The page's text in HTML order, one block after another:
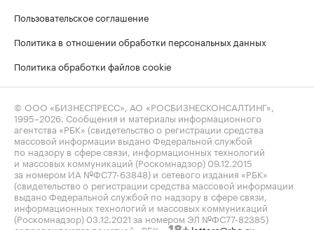
Пользовательское соглашение
Политика в отношении обработки персональных данных
Политика обработки файлов cookie
© ООО «БИЗНЕСПРЕСС», АО «РОСБИЗНЕСКОНСАЛТИНГ»,
1995–2026 . Сообщения и материалы информационного
агентства «РБК» (свидетельство о регистрации средства
массовой информации выдано Федеральной службой
по надзору в сфере связи, информационных технологий
и массовых коммуникаций (Роскомнадзор) 09.12.2015
за номером ИА №ФС77-63848) и сетевого издания «РБК»
(свидетельство о регистрации средства массовой информации
выдано Федеральной службой по надзору в сфере связи,
информационных технологий и массовых коммуникаций
(Роскомнадзор) 03.12.2021 за номером ЭЛ №ФС77-82385)